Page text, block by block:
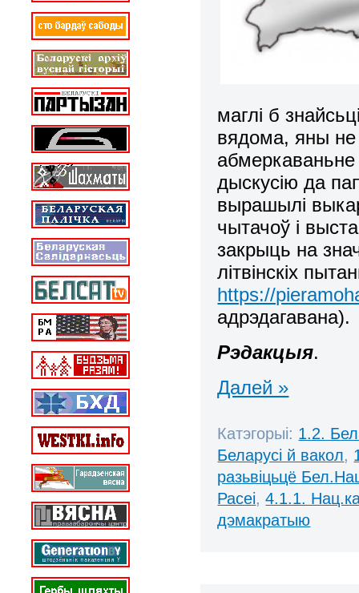
маглі б
вядома, яны не
дыскусію да
вырашылі
чытачоў і
закрыць на
літвінскіх
https://
адрэдагавана).
Рэдакцыя.
Далей »
Катэгорыі: 1.2.
Беларусі й вакол,
разьвіцьцё
Расеі,4.1.1.
дэмакратыю